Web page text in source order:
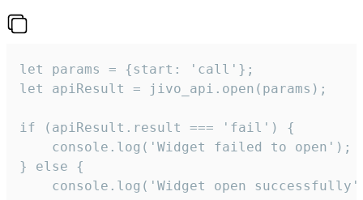
let params = {start: 'call'};
let apiResult = jivo_api.open(params);
if (apiResult.result === 'fail') {
    console.log('Widget failed to open');
} else {
console.log('Widget open